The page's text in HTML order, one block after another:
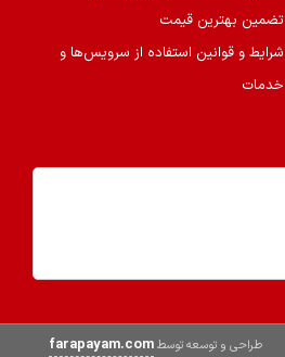
تضمین بهترین قیمت
شرایط و قوانین استفاده از سرویس‌ها و
خدمات
طراحی و توسعه توسطfarapayam.com